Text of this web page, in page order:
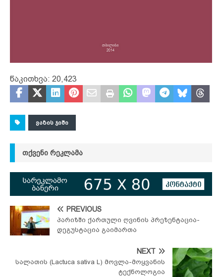
წაკითხვა: 20,423
ᲕᲐᲖᲘᲡ ᲯᲘᲨᲘ
ᲗᲥᲕᲔᲜᲘ ᲠᲔᲙᲚᲐᲛᲐ
PREVIOUS
პარიზში ქართული ღვინის პრეზენტაცია-
დეგუსტაცია გაიმართა
NEXT
სალათის (Lactuca sativa L) მოვლა-მოყვანის
ტექნოლოგია